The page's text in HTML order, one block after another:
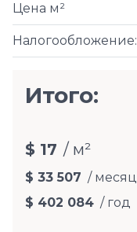
Налогообложение:
Цена м²
Итого:
$ 17 / м²
$ 33 507 / месяц
$ 402 084 / год